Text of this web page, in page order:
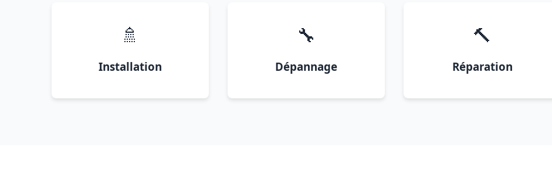
🚿
Installation
🔧
Dépannage
🔨
Réparation